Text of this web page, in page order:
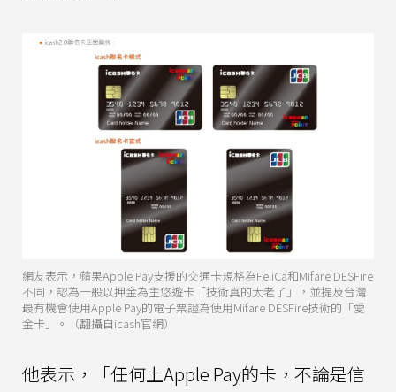
網友表示，蘋果Apple Pay支援的交通卡規格為FeliCa和Mifare DESFire
不同，認為一般以押金為主悠遊卡「技術真的太老了」，並提及台灣
最有機會使用Apple Pay的電子票證為使用Mifare DESFire技術的「愛
金卡」。（翻攝自icash官網）
他表示，「任何上Apple Pay的卡，不論是信